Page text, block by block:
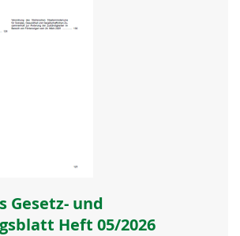
Gesetz- und
Heft 05/2026